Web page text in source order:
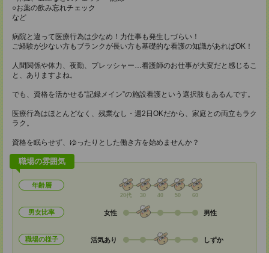
○お薬の飲み忘れチェック
など
病院と違って医療行為は少なめ！力仕事も発生しづらい！
ご経験が少ない方もブランクが長い方も基礎的な看護の知識があればOK！
人間関係や体力、夜勤、プレッシャー…看護師のお仕事が大変だと感じるこ
と、ありますよね。
でも、資格を活かせる“記録メイン”の施設看護という選択肢もあるんです。
医療行為はほとんどなく、残業なし・週2日OKだから、家庭との両立もラク
ラク。
資格を眠らせず、ゆったりとした働き方を始めませんか？
職場の雰囲気
年齢層
20代 30 40 50 60
男女比率 女性 男性
職場の様子 活気あり しずか